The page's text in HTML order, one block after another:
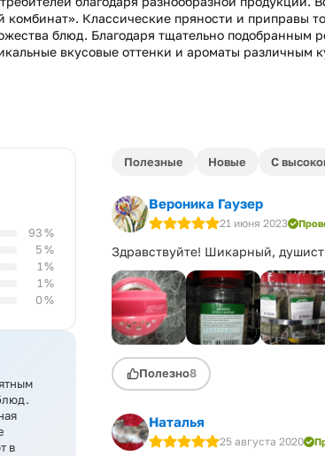
Классические пряности и приправы
блюд. Благодаря тщательно подобранным
вкусовые оттенки и ароматы различным
93 %
5 %
1 %
1 %
0 %
в
Полезные Новые С
Вероника Гаузер
21 июня 2023
Здравствуйте! Шикарный,
Полезно8
Наталья
25 августа 2020